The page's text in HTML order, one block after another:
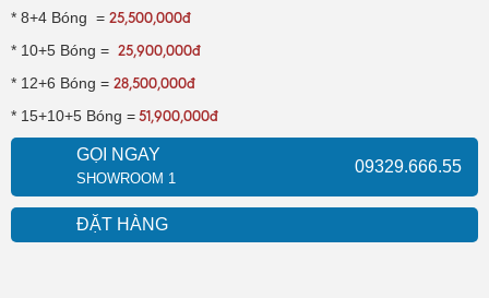
* 8+4 Bóng = 25,500,000đ
* 10+5 Bóng = 25,900,000đ
* 12+6 Bóng = 28,500,000đ
* 15+10+5 Bóng =51,900,000đ
GỌI NGAY
SHOWROOM 1
09329.666.55
ĐẶT HÀNG